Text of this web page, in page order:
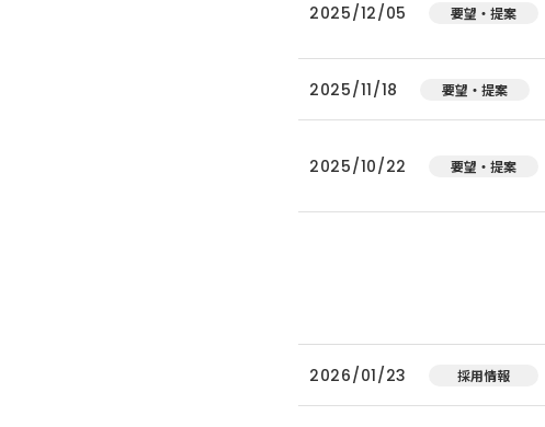
2025/12/05 要望・提案
2025/11/18 要望・提案
2025/10/22 要望・提案
2026/01/23 採用情報